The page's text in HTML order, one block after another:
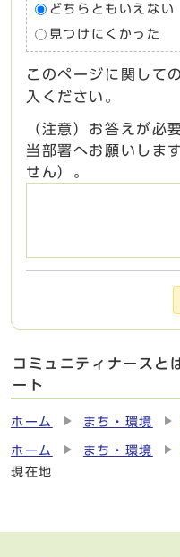
どちらともいえない
見つけにくかった
このページに関して
入ください。
（注意）お答えが必
当部署へお願いしま
せん）。
コミュニティナースと
ート
ホーム まち・環境
ホーム まち・環境
現在地